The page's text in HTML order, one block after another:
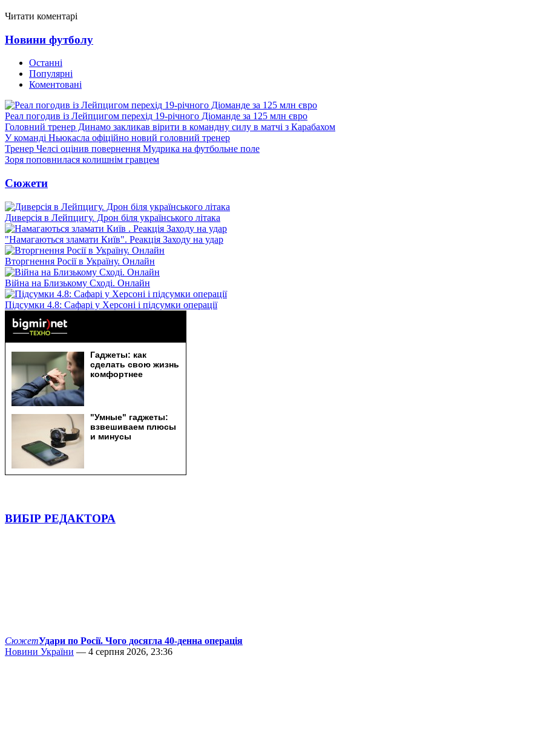
Читати коментарі
Новини футболу
Останні
Популярні
Коментовані
Реал погодив із Лейпцигом перехід 19-річного Діоманде за 125 млн євро
Головний тренер Динамо закликав вірити в командну силу в матчі з Карабахом
У команді Ньюкасла офіційно новий головний тренер
Тренер Челсі оцінив повернення Мудрика на футбольне поле
Зоря поповнилася колишнім гравцем
Сюжети
Диверсія в Лейпцигу. Дрон біля українського літака
"Намагаються зламати Київ". Реакція Заходу на удар
Вторгнення Росії в Україну. Онлайн
Війна на Близькому Сході. Онлайн
Підсумки 4.8: Сафарі у Херсоні і підсумки операції
ВИБІР РЕДАКТОРА
СюжетУдари по Росії. Чого досягла 40-денна операція
Новини України — 4 серпня 2026, 23:36